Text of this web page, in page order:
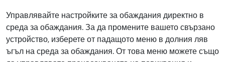
Управлявайте настройките за обаждания директно в
среда за обаждания. За да промените вашето свързано
устройство, изберете от падащото меню в долния ляв
ъгъл на среда за обаждания. От това меню можете също